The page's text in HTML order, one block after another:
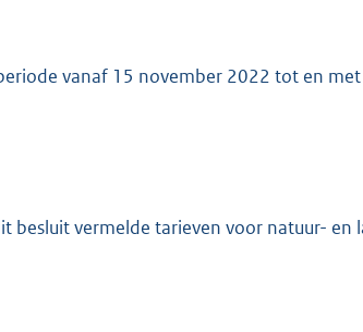
vanaf 15 november 2022 tot en
vermelde tarieven voor natuur- en